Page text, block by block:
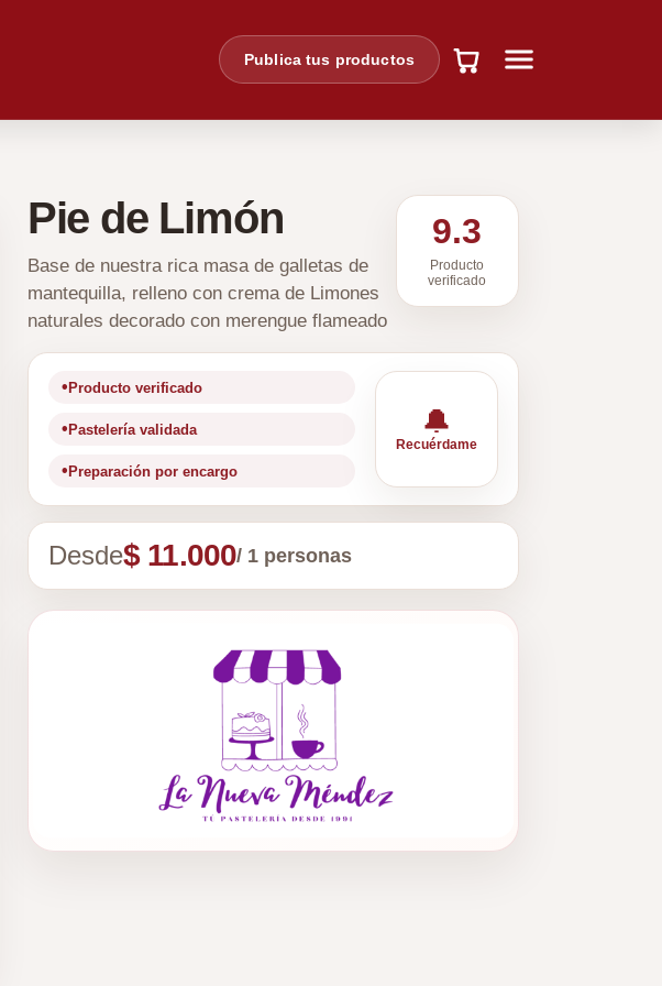
Publica tus productos
Pie de Limón
Base de nuestra rica masa de galletas de
mantequilla, relleno con crema de Limones
naturales decorado con merengue flameado
9.3
Producto
verificado
Producto verificado
Pastelería validada
Preparación por encargo
🔔
Recuérdame
Desde$ 11.000/ 1 personas